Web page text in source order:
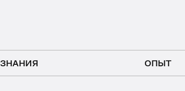
ЗНАНИЯ ОПЫТ